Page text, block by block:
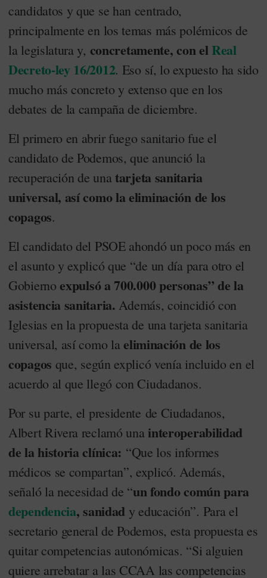
candidatos y que se han centrado,
principalmente en los temas más polémicos de
la legislatura y, concretamente, con elReal
Decreto-ley 16/2012. Eso sí, lo expuesto ha sido
mucho más concreto y extenso que en los
debates de la campaña de diciembre.
El primero en abrir fuego sanitario fue el
candidato de Podemos, que anunció la
recuperación de una tarjeta sanitaria
universal, así como la eliminación de los
copagos.
El candidato del PSOE ahondó un poco más en
el asunto y explicó que “de un día para otro el
Gobierno expulsó a 700.000 personas” de la
asistencia sanitaria. Además, coincidió con
Iglesias en la propuesta de una tarjeta sanitaria
universal, así como laeliminación de los
copagos que, según explicó venía incluido en el
acuerdo al que llegó con Ciudadanos.
Por su parte, el presidente de Ciudadanos,
Albert Rivera reclamó unainteroperabilidad
de la historia clínica: “Que los informes
médicos se compartan”, explicó. Además,
señaló la necesidad de “un fondo común para
dependencia, sanidad y educación”. Para el
secretario general de Podemos, esta propuesta es
quitar competencias autonómicas. “Si alguien
quiere arrebatar a las CCAA las competencias